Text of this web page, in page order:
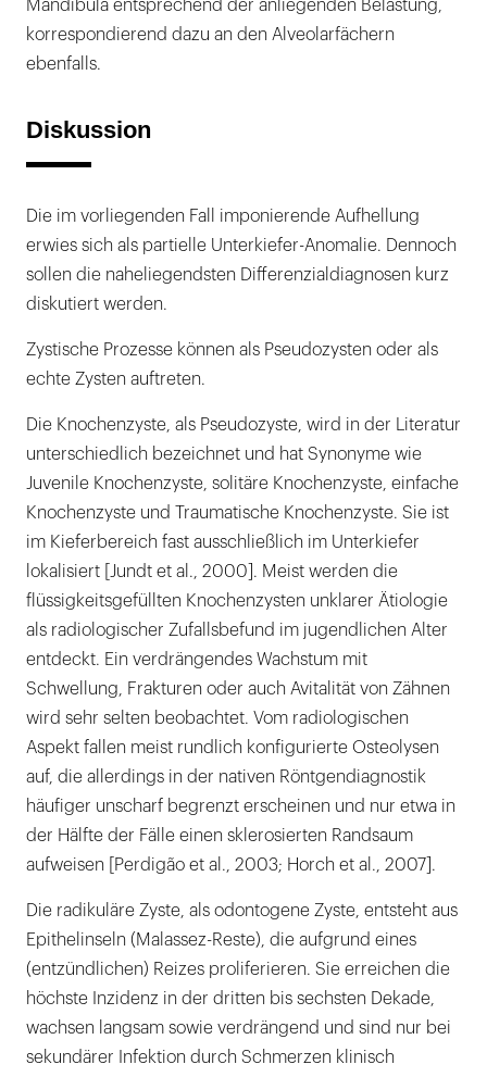
Mandibula entsprechend der anliegenden Belastung,
korrespondierend dazu an den Alveolarfächern
ebenfalls.
Diskussion
Die im vorliegenden Fall imponierende Aufhellung
erwies sich als partielle Unterkiefer-Anomalie. Dennoch
sollen die naheliegendsten Differenzialdiagnosen kurz
diskutiert werden.
Zystische Prozesse können als Pseudozysten oder als
echte Zysten auftreten.
Die Knochenzyste, als Pseudozyste, wird in der Literatur
unterschiedlich bezeichnet und hat Synonyme wie
Juvenile Knochenzyste, solitäre Knochenzyste, einfache
Knochenzyste und Traumatische Knochenzyste. Sie ist
im Kieferbereich fast ausschließlich im Unterkiefer
lokalisiert [Jundt et al., 2000]. Meist werden die
flüssigkeitsgefüllten Knochenzysten unklarer Ätiologie
als radiologischer Zufallsbefund im jugendlichen Alter
entdeckt. Ein verdrängendes Wachstum mit
Schwellung, Frakturen oder auch Avitalität von Zähnen
wird sehr selten beobachtet. Vom radiologischen
Aspekt fallen meist rundlich konfigurierte Osteolysen
auf, die allerdings in der nativen Röntgendiagnostik
häufiger unscharf begrenzt erscheinen und nur etwa in
der Hälfte der Fälle einen sklerosierten Randsaum
aufweisen [Perdigão et al., 2003; Horch et al., 2007].
Die radikuläre Zyste, als odontogene Zyste, entsteht aus
Epithelinseln (Malassez-Reste), die aufgrund eines
(entzündlichen) Reizes proliferieren. Sie erreichen die
höchste Inzidenz in der dritten bis sechsten Dekade,
wachsen langsam sowie verdrängend und sind nur bei
sekundärer Infektion durch Schmerzen klinisch